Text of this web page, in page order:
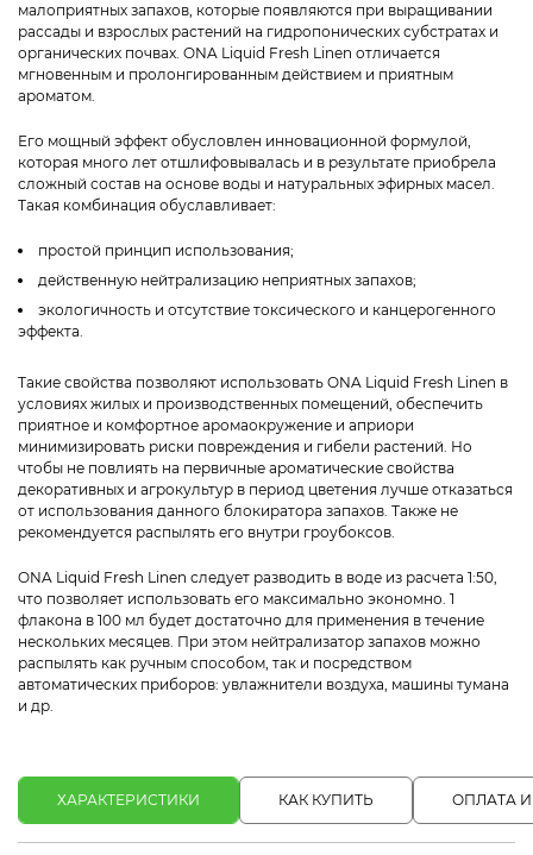
малоприятных запахов, которые появляются при выращивании
рассады и взрослых растений на гидропонических субстратах и
органических почвах. ONA Liquid Fresh Linen отличается
мгновенным и пролонгированным действием и приятным
ароматом.
Его мощный эффект обусловлен инновационной формулой,
которая много лет отшлифовывалась и в результате приобрела
сложный состав на основе воды и натуральных эфирных масел.
Такая комбинация обуславливает:
простой принцип использования;
действенную нейтрализацию неприятных запахов;
экологичность и отсутствие токсического и канцерогенного
эффекта.
Такие свойства позволяют использовать ONA Liquid Fresh Linen в
условиях жилых и производственных помещений, обеспечить
приятное и комфортное аромаокружение и априори
минимизировать риски повреждения и гибели растений. Но
чтобы не повлиять на первичные ароматические свойства
декоративных и агрокультур в период цветения лучше отказаться
от использования данного блокиратора запахов. Также не
рекомендуется распылять его внутри гроубоксов.
ONA Liquid Fresh Linen следует разводить в воде из расчета 1:50,
что позволяет использовать его максимально экономно. 1
флакона в 100 мл будет достаточно для применения в течение
нескольких месяцев. При этом нейтрализатор запахов можно
распылять как ручным способом, так и посредством
автоматических приборов: увлажнители воздуха, машины тумана
и др.
ХАРАКТЕРИСТИКИ КАК КУПИТЬ ОПЛАТА